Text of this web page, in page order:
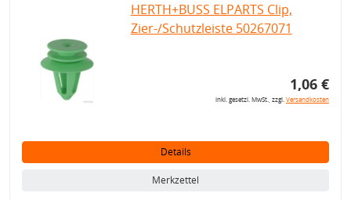
HERTH+BUSS ELPARTS Clip,
Zier-/Schutzleiste 50267071
1,06 €
inkl. gesetzl. MwSt., zzgl.Versandkosten
Details
Merkzettel